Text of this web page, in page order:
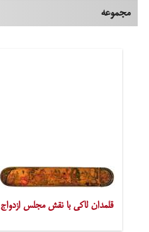
مجموعه
قلمدان لاکی با نقش مجلس ازدواج